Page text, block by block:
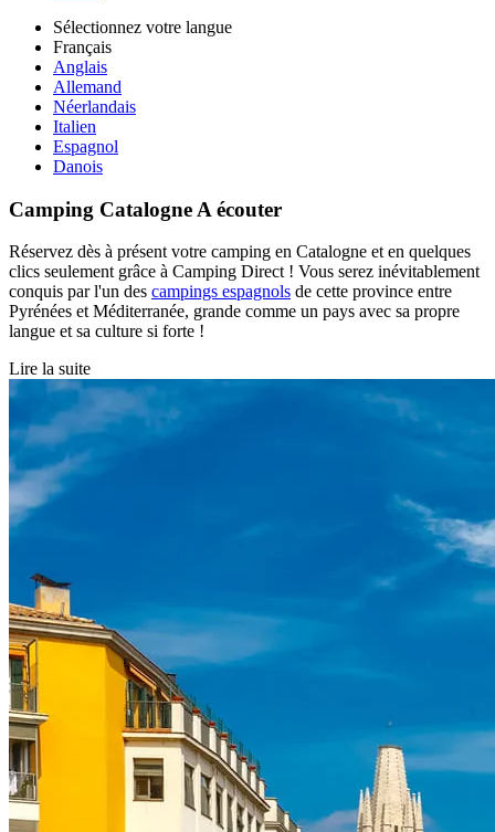
Sélectionnez votre langue
Français
Anglais
Allemand
Néerlandais
Italien
Espagnol
Danois
Camping Catalogne A écouter
Réservez dès à présent votre camping en Catalogne et en quelques
clics seulement grâce à Camping Direct ! Vous serez inévitablement
conquis par l'un des campings espagnols de cette province entre
Pyrénées et Méditerranée, grande comme un pays avec sa propre
langue et sa culture si forte !
Lire la suite